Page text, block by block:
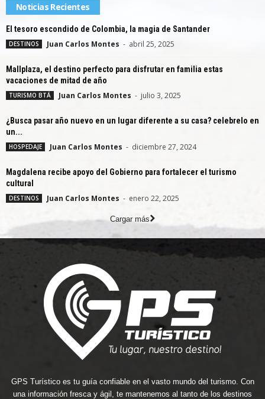
Noticias Recientes
El tesoro escondido de Colombia, la magia de Santander
DESTINOS Juan Carlos Montes - abril 25, 2025
Mallplaza, el destino perfecto para disfrutar en familia estas
vacaciones de mitad de año
TURISMO BTÁ Juan Carlos Montes - julio 3, 2025
¿Busca pasar año nuevo en un lugar diferente a su casa? celebrelo en
un...
HOSPEDAJE Juan Carlos Montes - diciembre 27, 2024
Magdalena recibe apoyo del Gobierno para fortalecer el turismo
cultural
DESTINOS Juan Carlos Montes - enero 22, 2025
Cargar más
GPS Turístico es tu guía confiable en el vasto mundo del turismo. Con
una información fresca y ágil, te mantenemos al tanto de los destinos